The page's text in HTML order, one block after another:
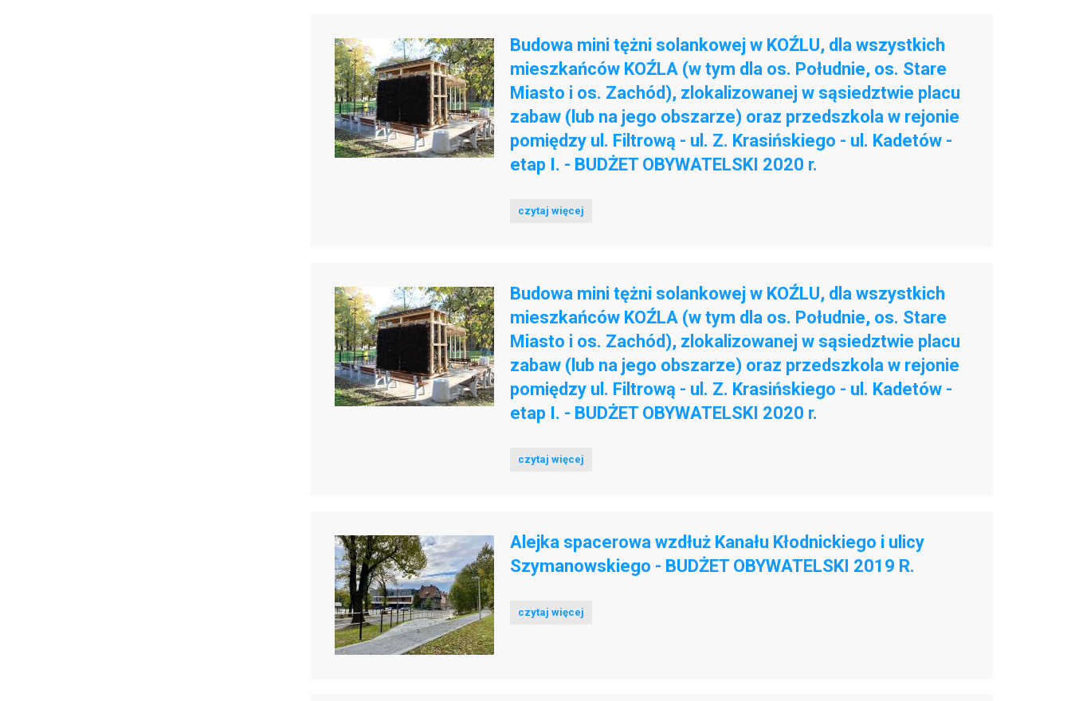
Budowa mini tężni solankowej w KOŹLU, dla wszystkich
mieszkańców KOŹLA (w tym dla os. Południe, os. Stare
Miasto i os. Zachód), zlokalizowanej w sąsiedztwie placu
zabaw (lub na jego obszarze) oraz przedszkola w rejonie
pomiędzy ul. Filtrową - ul. Z. Krasińskiego - ul. Kadetów -
etap I. - BUDŻET OBYWATELSKI 2020 r.
czytaj więcej
Budowa mini tężni solankowej w KOŹLU, dla wszystkich
mieszkańców KOŹLA (w tym dla os. Południe, os. Stare
Miasto i os. Zachód), zlokalizowanej w sąsiedztwie placu
zabaw (lub na jego obszarze) oraz przedszkola w rejonie
pomiędzy ul. Filtrową - ul. Z. Krasińskiego - ul. Kadetów -
etap I. - BUDŻET OBYWATELSKI 2020 r.
czytaj więcej
Alejka spacerowa wzdłuż Kanału Kłodnickiego i ulicy
Szymanowskiego - BUDŻET OBYWATELSKI 2019 R.
czytaj więcej